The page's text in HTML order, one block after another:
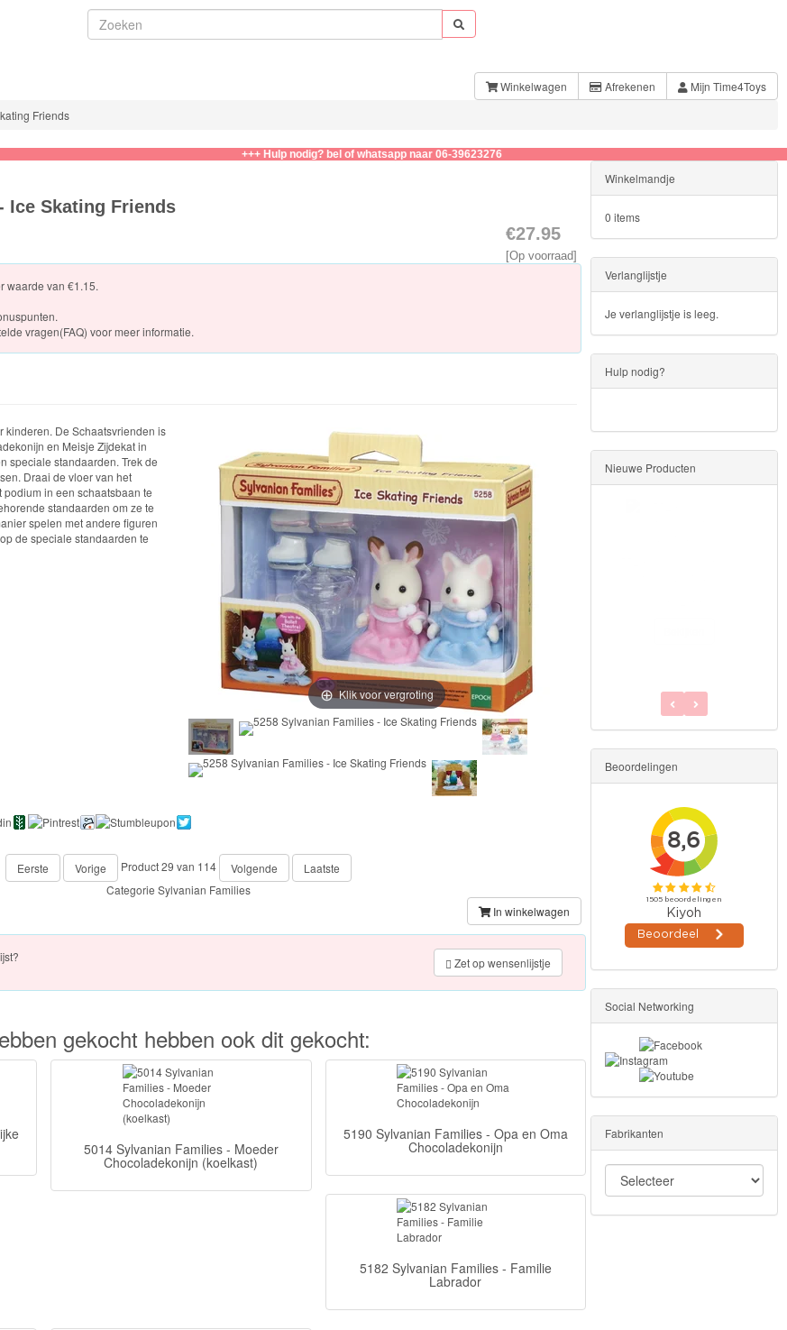
Winkelwagen Afrekenen Mijn Time4Toys
Friends
+++ Hulp nodig? bel of whatsapp naar 06-39623276
€27.95
[Op voorraad]
Ice Skating Friends
waarde van €1.15.
vragen(FAQ) voor meer informatie.
Klik voor vergroting
kinderen. De Schaatsvrienden is
en Meisje Zijdekat in
speciale standaarden. Trek de
Draai de vloer van het
in een schaatsbaan te
standaarden om ze te
spelen met andere figuren
de speciale standaarden te
Eerste
Vorige Product 29 van 114 Volgende
Laatste
CategorieSylvanian Families
In winkelwagen
Zet op wensenlijstje
gekocht hebben ook dit gekocht:
5014 Sylvanian Families - Moeder
Chocoladekonijn (koelkast)
5190 Sylvanian Families - Opa en Oma
Chocoladekonijn
5182 Sylvanian Families - Familie
Labrador
Winkelmandje
0 items
Verlanglijstje
Je verlanglijstje is leeg.
Hulp nodig?
Nieuwe Producten
Beoordelingen
Social Networking
Fabrikanten